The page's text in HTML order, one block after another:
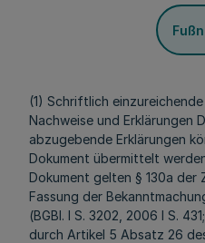
(1) Schriftlich
Nachweise und Erklärungen
abzugebende Erklärungen
Dokument übermittelt
Dokument gelten § 130a der
Fassung der
(BGBl. I S. 3202, 2006 I S.
durch Artikel 5 Absatz 26